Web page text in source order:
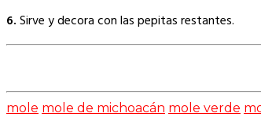
6.Sirve y decora con las pepitas restantes.
mole mole de michoacán mole verde